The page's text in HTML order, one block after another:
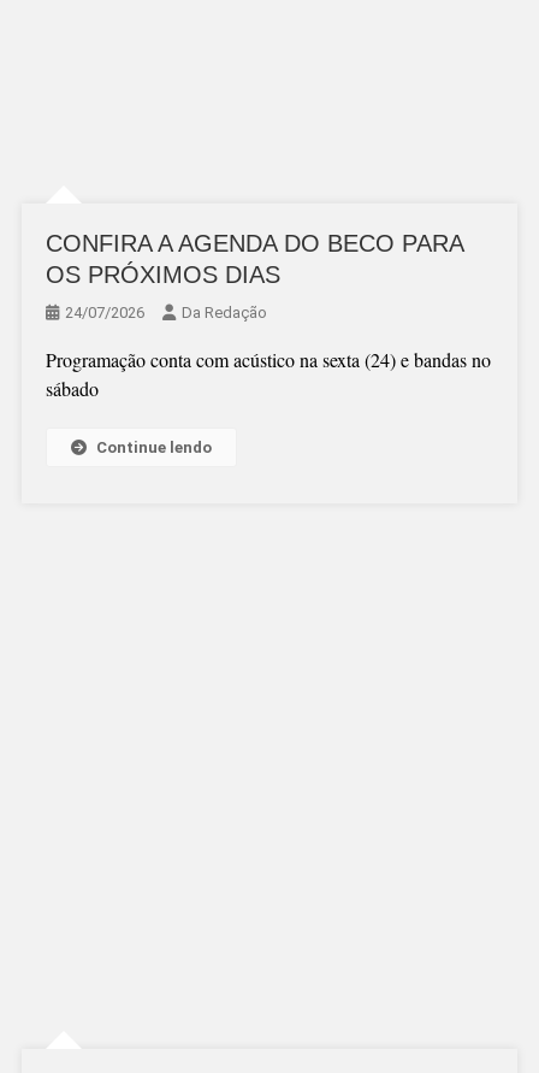
CONFIRA A AGENDA DO BECO PARA
OS PRÓXIMOS DIAS
24/07/2026 Da Redação
Programação conta com acústico na sexta (24) e bandas no
sábado
Continue lendo